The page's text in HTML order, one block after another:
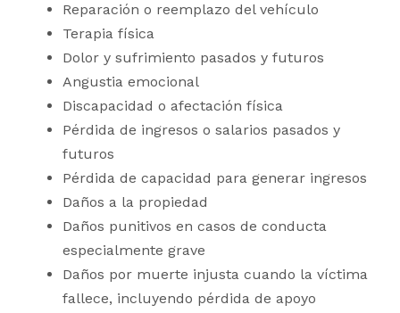
Reparación o reemplazo del vehículo
Terapia física
Dolor y sufrimiento pasados y futuros
Angustia emocional
Discapacidad o afectación física
Pérdida de ingresos o salarios pasados y
futuros
Pérdida de capacidad para generar ingresos
Daños a la propiedad
Daños punitivos en casos de conducta
especialmente grave
Daños por muerte injusta cuando la víctima
fallece, incluyendo pérdida de apoyo